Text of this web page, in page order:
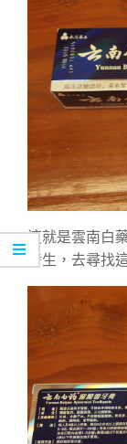
這就是雲南白
發生，去尋找